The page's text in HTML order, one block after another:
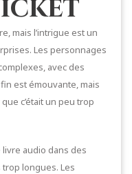
mais l’intrigue est un
Les personnages
avec des
est émouvante, mais
c’était un peu trop
audio dans des
longues. Les